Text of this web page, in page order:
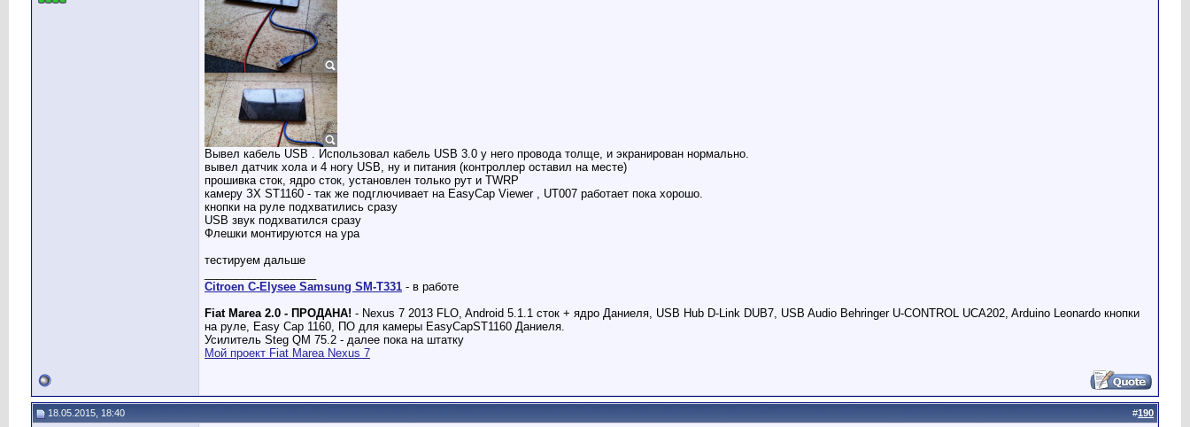
Вывел кабель USB . Использовал кабель USB 3.0 у него провода толще, и экранирован нормально.
вывел датчик хола и 4 ногу USB, ну и питания (контроллер оставил на месте)
прошивка сток, ядро сток, установлен только рут и TWRP
камеру ЗХ ST1160 - так же подглючивает на EasyCap Viewer , UT007 работает пока хорошо.
кнопки на руле подхватились сразу
USB звук подхватился сразу
Флешки монтируются на ура
тестируем дальше
Citroen C-Elysee Samsung SM-T331 - в работе
Fiat Marea 2.0 - ПРОДАНА! - Nexus 7 2013 FLO, Android 5.1.1 сток + ядро Даниеля, USB Hub D-Link DUB7, USB Audio Behringer U-CONTROL UCA202, Arduino Leonardo кнопки
на руле, Easy Cap 1160, ПО для камеры EasyCapST1160 Даниеля.
Усилитель Steg QM 75.2 - далее пока на штатку
Мой проект Fiat Marea Nexus 7
18.05.2015, 18:40 #190